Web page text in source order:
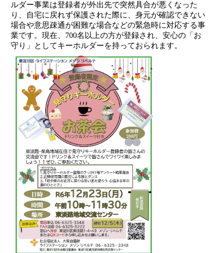
ルダー事業は登録者が外出先で突然具合が悪くなった
り、自宅に戻れず保護された際に、身元が確認できない
場合や意思疎通が困難な場合などの緊急時に対応する事
業です。現在、700名以上の方が登録され、安心の「お
守り」としてキーホルダーを持っておられます。